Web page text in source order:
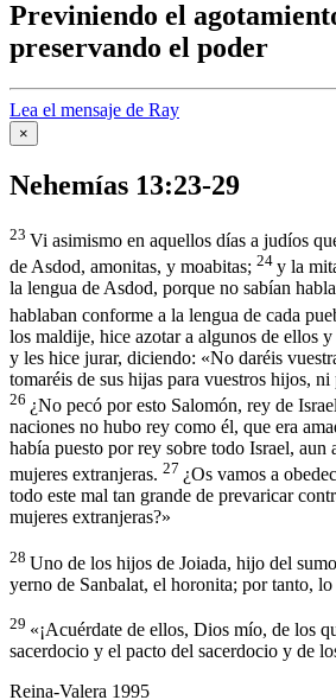
Previniendo el
preservando el poder
Lea el mensaje de Ray
×
Nehemías 13:23-29
23 Vi asimismo en aquellos días a judíos
de Asdod, amonitas, y moabitas; 24 y la
la lengua de Asdod, porque no sabían
hablaban conforme a la lengua de cada
los maldije, hice azotar a algunos de ellos
y les hice jurar, diciendo: «No daréis
tomaréis de sus hijas para vuestros hijos,
26 ¿No pecó por esto Salomón, rey de
naciones no hubo rey como él, que era
había puesto por rey sobre todo Israel, aun
mujeres extranjeras. 27 ¿Os vamos a
todo este mal tan grande de prevaricar
mujeres extranjeras?»
28 Uno de los hijos de Joiada, hijo del
yerno de Sanbalat, el horonita; por tanto,
29 «¡Acuérdate de ellos, Dios mío, de los
sacerdocio y el pacto del sacerdocio y de
Reina-Valera 1995